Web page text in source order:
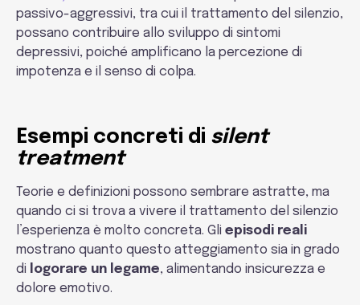
passivo-aggressivi, tra cui il trattamento del silenzio,
possano contribuire allo sviluppo di sintomi
depressivi, poiché amplificano la percezione di
impotenza e il senso di colpa.
Esempi concreti di silent
treatment
Teorie e definizioni possono sembrare astratte, ma
quando ci si trova a vivere il trattamento del silenzio
l’esperienza è molto concreta. Gli episodi reali
mostrano quanto questo atteggiamento sia in grado
di
logorare un legame, alimentando insicurezza e
dolore emotivo.